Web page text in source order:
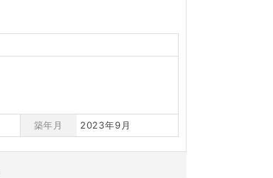
築年月 2023年9月